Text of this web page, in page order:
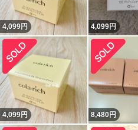
4,099円 4,099円
4,099円 8,480円